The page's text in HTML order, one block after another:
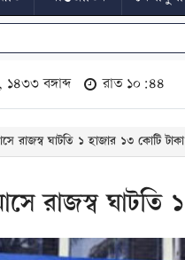
বঙ্গাব্দ রাত ১০:৪৪
রাজস্ব ঘাটতি ১ হাজার ১৩ কোটি টাকা
রাজস্ব ঘাটতি